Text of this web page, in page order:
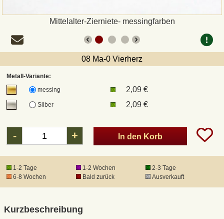
Mittelalter-Zierniete- messingfarben
08 Ma-0 Vierherz
Metall-Variante:
messing
2,09 €
Silber 2,09 €
- + In den Korb
1-2 Tage 1-2 Wochen
2-3 Tage
6-8 Wochen
Bald zurück Ausverkauft
Kurzbeschreibung
UPS
DHL Paket
DPD
Waffenrecht und FSK 18
Produkthaftung